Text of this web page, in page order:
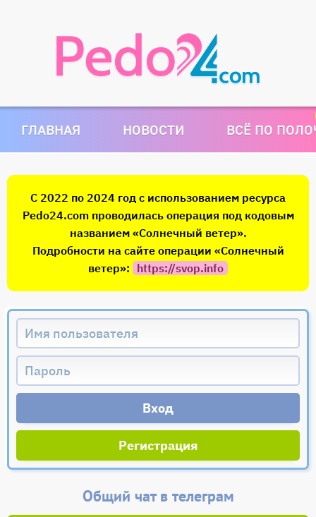
ГЛАВНАЯ НОВОСТИ ВСЁ ПО
С 2022 по 2024 год с использованием ресурса
Pedo24.com проводилась операция под кодовым
названием «Солнечный ветер».
Подробности на сайте операции «Солнечный
ветер»: https://svop.info
Регистрация
Общий чат в телеграм